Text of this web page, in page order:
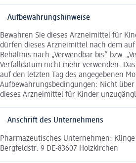
Aufbewahrungshinweise
Bewahren Sie dieses Arzneimittel für
dürfen dieses Arzneimittel nach dem
Behältnis nach „Verwendbar bis“ bzw.
Verfalldatum nicht mehr verwenden.
auf den letzten Tag des angegebenen
Aufbewahrungsbedingungen: Nicht über
dieses Arzneimittel für Kinder
Anschrift des Unternehmens
Pharmazeutisches Unternehmen: Klinge
Bergfeldstr. 9 DE-83607 Holzkirchen